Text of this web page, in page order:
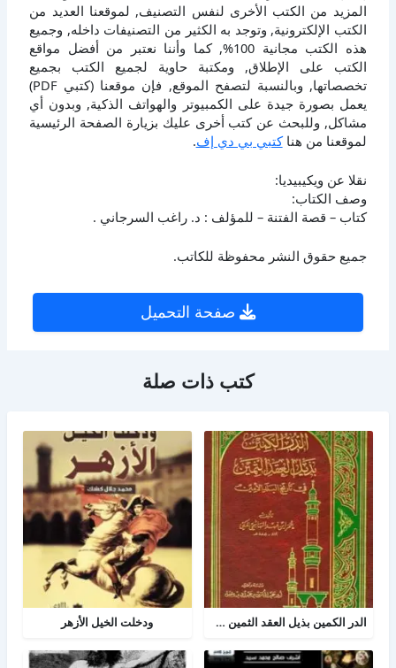
المزيد من الكتب الأخرى لنفس التصنيف, لموقعنا العديد من
الكتب الإلكترونية, وتوجد به الكثير من التصنيفات داخله, وجميع
هذه الكتب مجانية 100%, كما وأننا نعتبر من أفضل مواقع
الكتب على الإطلاق, ومكتبة حاوية لجميع الكتب بجميع
تخصصاتها, وبالنسبة لتصفح الموقع, فإن موقعنا (كتبي PDF)
يعمل بصورة جيدة على الكمبيوتر والهواتف الذكية, وبدون أي
مشاكل, وللبحث عن كتب أخرى عليك بزيارة الصفحة الرئيسية
لموقعنا من هناكتبي بي دي إف.
نقلا عن ويكيبيديا:
وصف الكتاب:
كتاب – قصة الفتنة – للمؤلف : د. راغب السرجاني .
جميع حقوق النشر محفوظة للكاتب.
صفحة التحميل
كتب ذات صلة
الدر الكمين بذيل العقد الثمين في تاريخ البلد الأمين ودخلت الخيل الأزهر